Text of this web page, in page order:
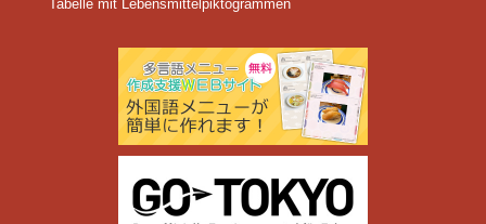
Tabelle mit Lebensmittelpiktogrammen